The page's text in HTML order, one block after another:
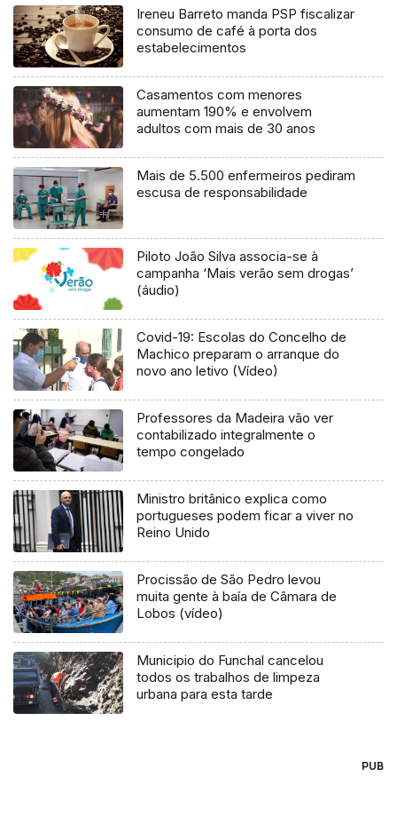
Ireneu Barreto manda PSP fiscalizar
consumo de café à porta dos
estabelecimentos
Casamentos com menores
aumentam 190% e envolvem
adultos com mais de 30 anos
Mais de 5.500 enfermeiros pediram
escusa de responsabilidade
Piloto João Silva associa-se à
campanha ‘Mais verão sem drogas’
(áudio)
Covid-19: Escolas do Concelho de
Machico preparam o arranque do
novo ano letivo (Vídeo)
Professores da Madeira vão ver
contabilizado integralmente o
tempo congelado
Ministro britânico explica como
portugueses podem ficar a viver no
Reino Unido
Procissão de São Pedro levou
muita gente à baía de Câmara de
Lobos (vídeo)
Municipio do Funchal cancelou
todos os trabalhos de limpeza
urbana para esta tarde
PUB